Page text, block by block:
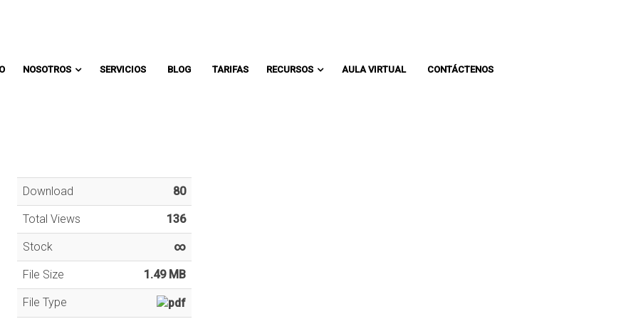
NOSOTROS SERVICIOS BLOG TARIFAS RECURSOS AULA VIRTUAL CONTÁCTENOS
Download 80
Total Views 136
Stock ∞
File Size 1.49 MB
File Type